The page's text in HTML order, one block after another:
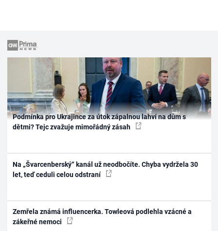
Podmínka pro Ukrajince za útok zápalnou lahví na dům s
dětmi? Tejc zvažuje mimořádný zásah
Na „Švarcenberský“ kanál už neodbočíte. Chyba vydržela 30
let, teď ceduli celou odstraní
Zemřela známá influencerka. Towleová podlehla vzácné a
zákeřné nemoci